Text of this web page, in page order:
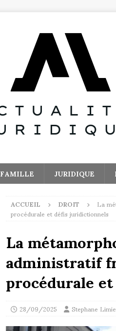
FAMILLE JURIDIQUE
ACCUEIL DROIT La
procédurale et défis juridictionnels
La
administratif
procédurale
28/09/2025 Stephane